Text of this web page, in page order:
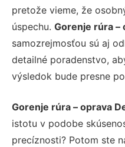
pretože vieme, že
úspechu. Gorenje rúra –
samozrejmosťou sú aj
detailné poradenstvo,
výsledok bude presne
Gorenje rúra – oprava
istotu v podobe
precíznosti? Potom ste